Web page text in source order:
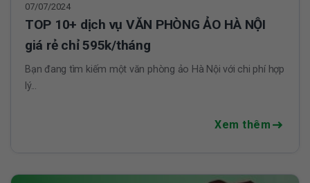
07/07/2024
TOP 10+ dịch vụ VĂN PHÒNG ẢO HÀ NỘI
giá rẻ chỉ 595k/tháng
Bạn đang tìm kiếm một văn phòng ảo Hà Nội với chi phí hợp
lý...
Xem thêm